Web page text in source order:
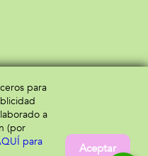
Atención al cliente
Envío y devolución
para
a
(por
para
Aceptar